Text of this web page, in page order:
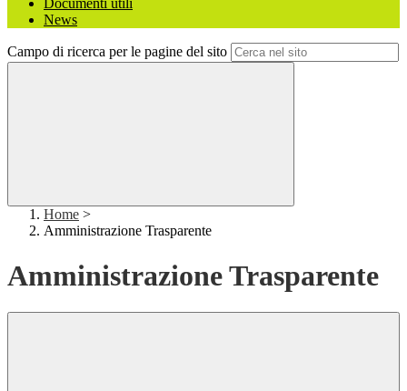
Documenti utili
News
Campo di ricerca per le pagine del sito
Home >
Amministrazione Trasparente
Amministrazione Trasparente